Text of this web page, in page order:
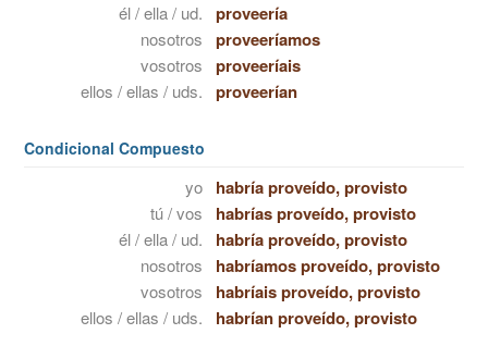
él / ella / ud. proveería
nosotros proveeríamos
vosotros proveeríais
ellos / ellas / uds. proveerían
Condicional Compuesto
yo habría proveído, provisto
tú / vos habrías proveído, provisto
él / ella / ud. habría proveído, provisto
nosotros habríamos proveído, provisto
vosotros habríais proveído, provisto
ellos / ellas / uds. habrían proveído, provisto